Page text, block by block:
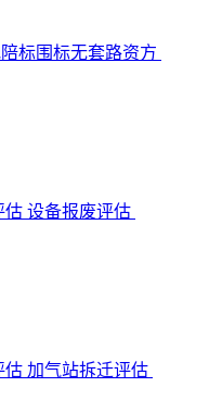
标围标无套路资方
设备报废评估
加气站拆迁评估